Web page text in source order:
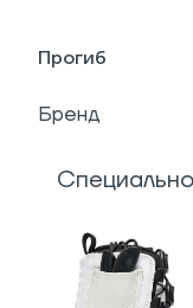
Прогиб
Бренд